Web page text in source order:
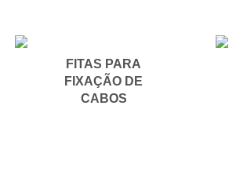
FITAS PARA
FIXAÇÃO DE
CABOS